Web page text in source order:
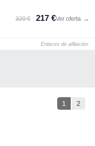
320 € 217 €Ver oferta →
Enlaces de afiliación
1 2